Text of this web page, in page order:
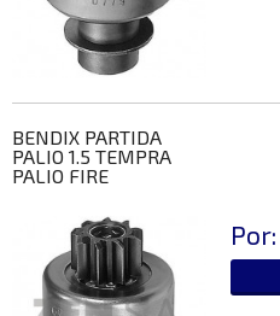
BENDIX PARTIDA
PALIO 1.5 TEMPRA
PALIO FIRE
Por: